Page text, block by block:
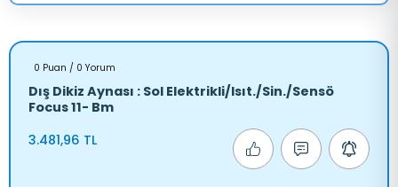
0 Puan / 0 Yorum
Dış Dikiz Aynası : Sol Elektrikli/Isıt./Sin./Sensö
Focus 11- Bm
3.481,96 TL